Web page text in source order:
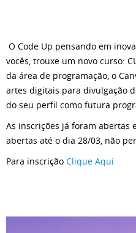
O Code Up pensando em
vocês, trouxe um novo curso:
da área de programação, o
artes digitais para divulgação
do seu perfil como futura
As inscrições já foram abertas
abertas até o dia 28/03, não
Para inscrição Clique Aqui